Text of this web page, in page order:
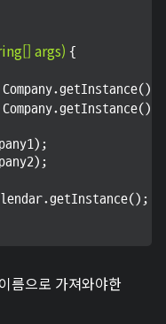
args) {
Company.getInstance();
Company.getInstance();
름으로 가져와야한